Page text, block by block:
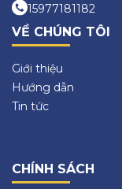
15977181182
VỀ CHÚNG TÔI
Giới thiệu
Hướng dẫn
Tin tức
CHÍNH SÁCH